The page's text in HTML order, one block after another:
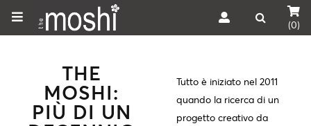
(0)
THE
MOSHI:
PIÙ DI UN
Tutto è iniziato nel 2011
quando la ricerca di un
progetto creativo da